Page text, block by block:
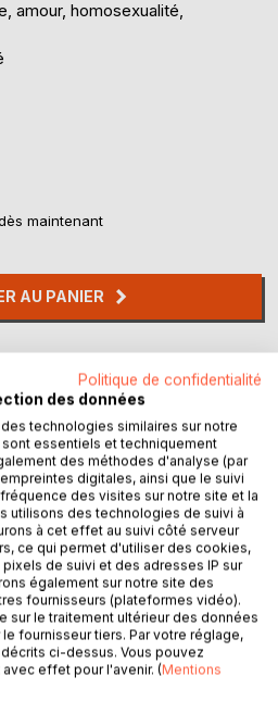
amour, homosexualité,
maintenant
AU PANIER
avez aimé" raconte l'histoire
de deux coeurs, d'une tranche
Théo, Thomas et Raphaël,
Politique de confidentialité
des données
technologies similaires sur notre
essentiels et techniquement
des méthodes d'analyse (par
digitales, ainsi que le suivi
des visites sur notre site et la
utilisons des technologies de suivi à
à cet effet au suivi côté serveur
ce qui permet d'utiliser des cookies,
de suivi et des adresses IP sur
également sur notre site des
fournisseurs (plateformes vidéo).
sur le traitement ultérieur des données
fournisseur tiers. Par votre réglage,
ci-dessus. Vous pouvez
effet pour l'avenir. (Mentions